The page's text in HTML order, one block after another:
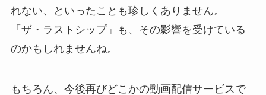
れない、といったことも珍しくありません。
「ザ・ラストシップ」も、その影響を受けている
のかもしれませんね。
もちろん、今後再びどこかの動画配信サービスで